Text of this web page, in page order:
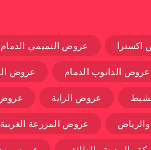
اكسترا عروض التميمي الدمام
عروض الدانوب الدمام عروض
عروض الراية
عروض المزرعة الغربية